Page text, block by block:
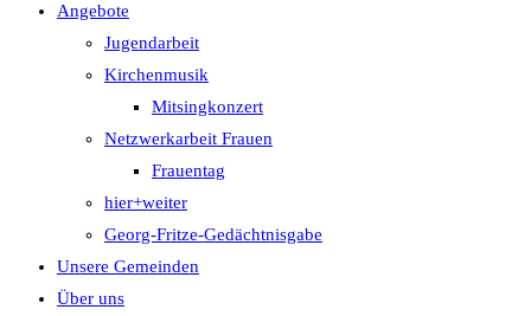
Angebote
Jugendarbeit
Kirchenmusik
Mitsingkonzert
Netzwerkarbeit Frauen
Frauentag
hier+weiter
Georg-Fritze-Gedächtnisgabe
Unsere Gemeinden
Über uns